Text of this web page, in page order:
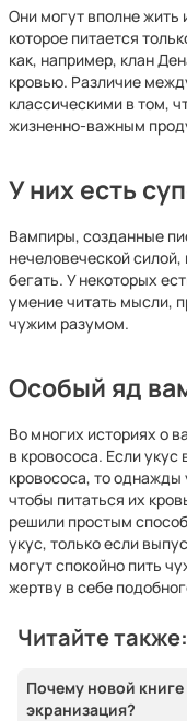
Они могут вполне жить
которое питается
как, например, клан
кровью. Различие
классическими в том,
жизненно-важным
У них есть
Вампиры, созданные
нечеловеческой
бегать. У некоторых
умение читать мысли,
чужим разумом.
Особый яд
Во многих историях о
в кровососа. Если
кровососа, то однажды
чтобы питаться их
решили простым
укус, только если
могут спокойно пить
жертву в себе
Читайте также:
Почему новой
экранизация?